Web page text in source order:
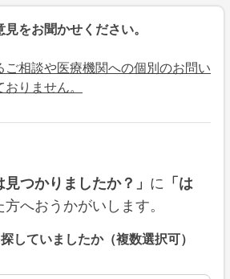
をお聞かせください。
相談や医療機関への個別のお問い
りません。
見つかりましたか？」 に 「は
へおうかがいします。
していましたか（複数選択可）